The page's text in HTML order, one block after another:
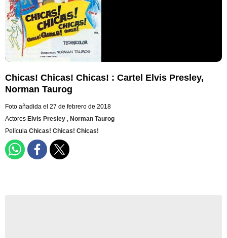
Chicas! Chicas! Chicas! : Cartel Elvis Presley,
Norman Taurog
Foto añadida el 27 de febrero de 2018
Actores Elvis Presley , Norman Taurog
Película Chicas! Chicas! Chicas!